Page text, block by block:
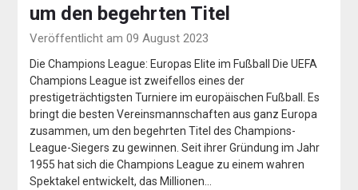
um den begehrten Titel
Veröffentlicht am 09 August 2023
Die Champions League: Europas Elite im Fußball Die UEFA
Champions League ist zweifellos eines der
prestigeträchtigsten Turniere im europäischen Fußball. Es
bringt die besten Vereinsmannschaften aus ganz Europa
zusammen, um den begehrten Titel des Champions-
League-Siegers zu gewinnen. Seit ihrer Gründung im Jahr
1955 hat sich die Champions League zu einem wahren
Spektakel entwickelt, das Millionen…